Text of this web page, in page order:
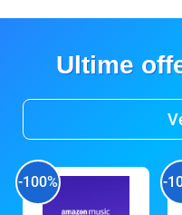
Ultime
-100% -